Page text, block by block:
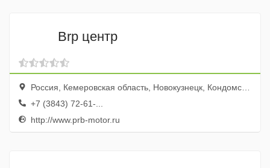
Вrp центр
Россия, Кемеровская область, Новокузнецк, Кондомское шоссе, 16
+7 (3843) 72-61-...
http://www.prb-motor.ru